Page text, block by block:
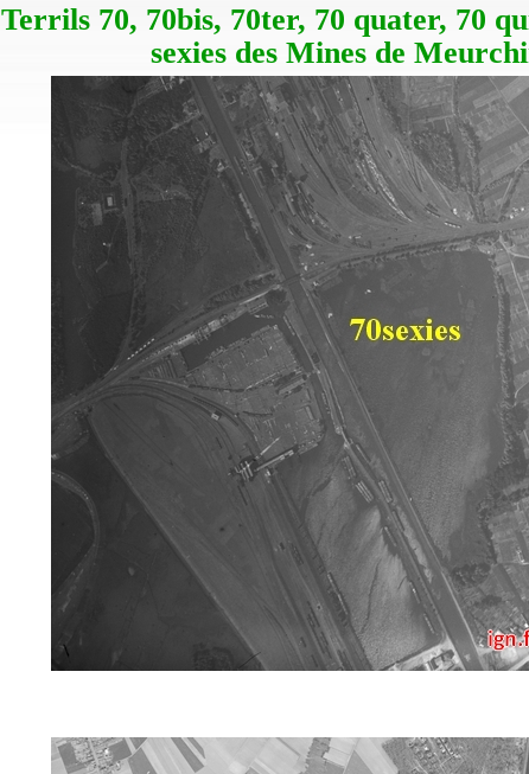
Terrils 70, 70bis, 70ter, 70 quater, 70
sexies des Mines de